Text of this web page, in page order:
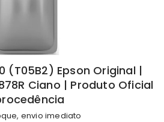
(T05B2) Epson Original |
Ciano | Produto Oficial
envio imediato